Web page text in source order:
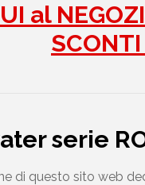
al
serie
di questo sito web